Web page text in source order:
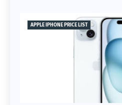
APPLE IPHONE PRICE LIST